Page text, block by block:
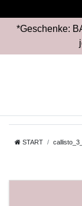
*Geschenke:
START